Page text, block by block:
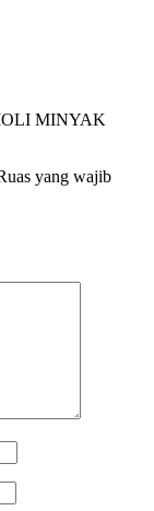
MINYAK
yang wajib